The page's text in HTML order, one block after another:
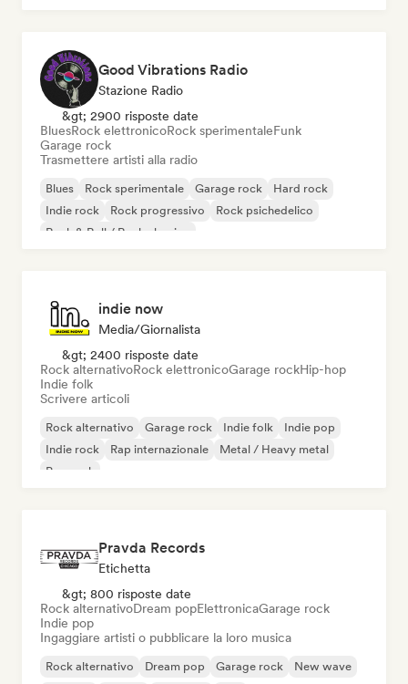
Good Vibrations Radio
Stazione Radio
&gt; 2900 risposte date
BluesRock elettronicoRock sperimentaleFunk
Garage rock
Trasmettere artisti alla radio
Blues Rock sperimentale Garage rock
Hard rock
Indie rock
Rock progressivo
Rock psichedelico
Rock & Roll / Rock classico
indie now
Media/Giornalista
&gt; 2400 risposte date
Rock alternativoRock elettronicoGarage rockHip-hop
Indie folk
Scrivere articoli
Rock alternativo Garage rock Indie folk
Indie pop
Indie rock
Rap internazionale
Metal / Heavy metal
Pop rock
Pravda Records
Etichetta
&gt; 800 risposte date
Rock alternativoDream popElettronicaGarage rock
Indie pop
Ingaggiare artisti o pubblicare la loro musica
Rock alternativo Dream pop Garage rock
New wave